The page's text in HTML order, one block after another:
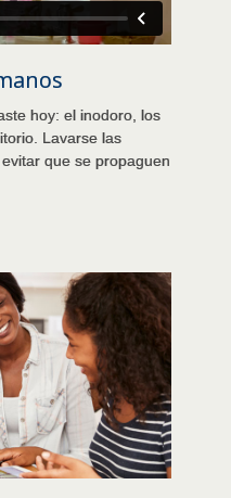
hoy: el inodoro, los
Lavarse las
que se propaguen